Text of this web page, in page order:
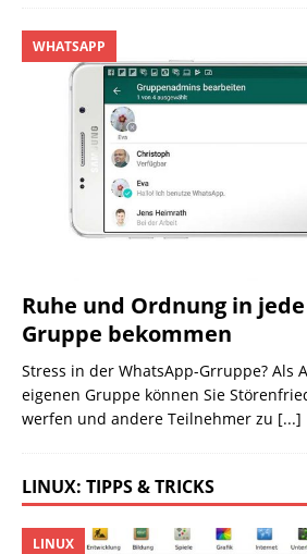
Ruhe und Ordnung in
Gruppe bekommen
WHATSAPP
Stress in der WhatsApp-Grruppe? Als
eigenen Gruppe können Sie
werfen und andere Teilnehmer zu [...]
LINUX: TIPPS & TRICKS
LINUX